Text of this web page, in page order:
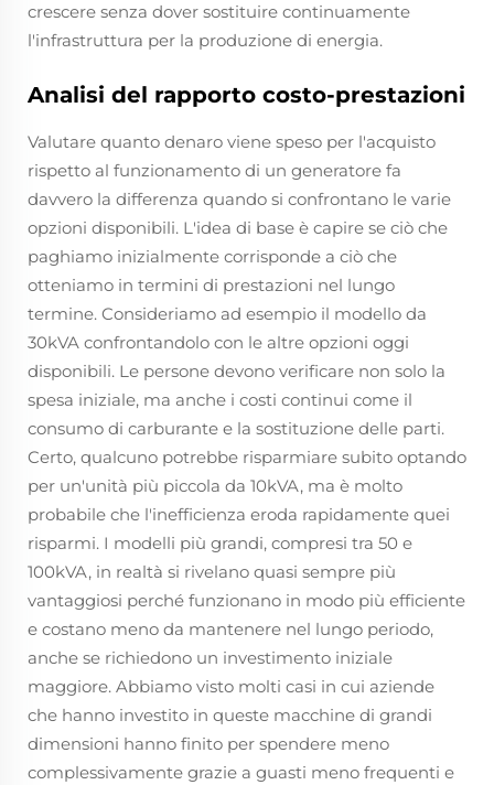
crescere senza dover sostituire continuamente
l'infrastruttura per la produzione di energia.
Analisi del rapporto costo-prestazioni
Valutare quanto denaro viene speso per l'acquisto
rispetto al funzionamento di un generatore fa
davvero la differenza quando si confrontano le varie
opzioni disponibili. L'idea di base è capire se ciò che
paghiamo inizialmente corrisponde a ciò che
otteniamo in termini di prestazioni nel lungo
termine. Consideriamo ad esempio il modello da
30kVA confrontandolo con le altre opzioni oggi
disponibili. Le persone devono verificare non solo la
spesa iniziale, ma anche i costi continui come il
consumo di carburante e la sostituzione delle parti.
Certo, qualcuno potrebbe risparmiare subito optando
per un'unità più piccola da 10kVA, ma è molto
probabile che l'inefficienza eroda rapidamente quei
risparmi. I modelli più grandi, compresi tra 50 e
100kVA, in realtà si rivelano quasi sempre più
vantaggiosi perché funzionano in modo più efficiente
e costano meno da mantenere nel lungo periodo,
anche se richiedono un investimento iniziale
maggiore. Abbiamo visto molti casi in cui aziende
che hanno investito in queste macchine di grandi
dimensioni hanno finito per spendere meno
complessivamente grazie a guasti meno frequenti e